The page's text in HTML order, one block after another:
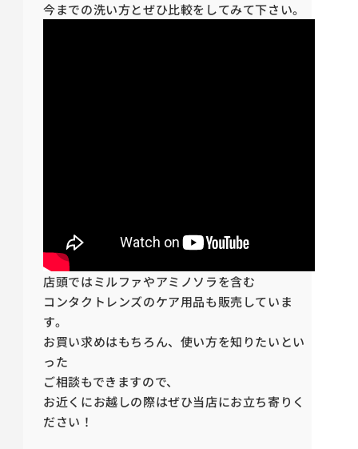
今までの洗い方とぜひ比較をしてみて下さい。
店頭ではミルファやアミノソラを含む
コンタクトレンズのケア用品も販売していま
す。
お買い求めはもちろん、使い方を知りたいとい
った
ご相談もできますので、
お近くにお越しの際はぜひ当店にお立ち寄りく
ださい！